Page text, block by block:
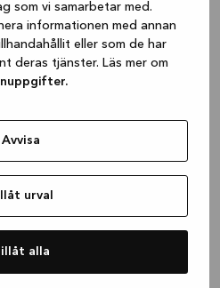
som vi samarbetar med.
informationen med annan
eller som de har
deras tjänster. Läs mer om
Avvisa
urval
alla
the browser console for more
.